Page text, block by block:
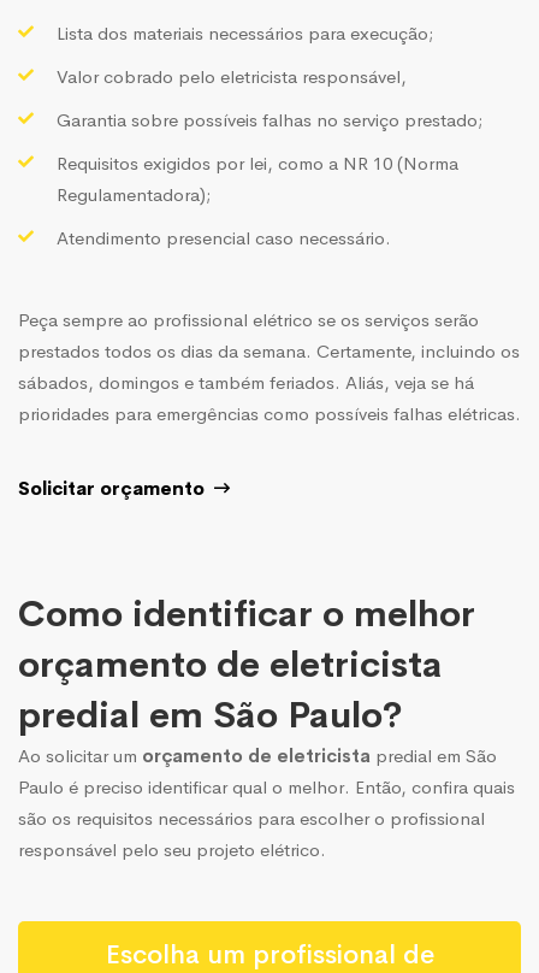
Lista dos materiais necessários para execução;
Valor cobrado pelo eletricista responsável,
Garantia sobre possíveis falhas no serviço prestado;
Requisitos exigidos por lei, como a NR 10 (Norma
Regulamentadora);
Atendimento presencial caso necessário.
Peça sempre ao profissional elétrico se os serviços serão
prestados todos os dias da semana. Certamente, incluindo os
sábados, domingos e também feriados. Aliás, veja se há
prioridades para emergências como possíveis falhas elétricas.
Solicitar orçamento
Como identificar o melhor
orçamento de eletricista
predial em São Paulo?
Ao solicitar um orçamento de eletricista predial em São
Paulo é preciso identificar qual o melhor. Então, confira quais
são os requisitos necessários para escolher o profissional
responsável pelo seu projeto elétrico.
Escolha um profissional de